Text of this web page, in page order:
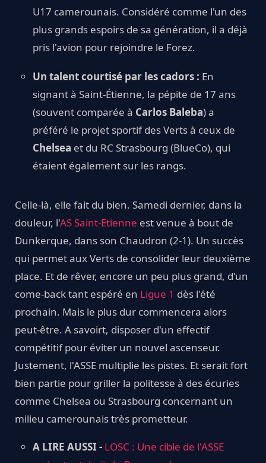
U17 camerounais. Considéré comme l'un des
plus grands espoirs de sa génération, il a déjà
pris l'avion pour rejoindre le Forez.
Un talent courtisé par les cadors : En
signant à Saint-Étienne, la pépite de 17 ans
(souvent comparée à Carlos Baleba) a
préféré le projet sportif des Verts à ceux de
Chelsea et du RC Strasbourg (BlueCo), qui
étaient également sur les rangs.
Celle-là, elle fait du bien. Samedi dernier, dans la
douleur, l'AS Saint-Etienne est venue à bout de
Dunkerque, dans son Chaudron (2-1). Un succès
qui permet aux Verts de consolider leur deuxième
place. Et de rêver, encore un peu plus grand, d'un
come-back tant espéré en Ligue 1 dès l'été
prochain. Mais le plus dur commencera alors
peut-être. A savoirt, disposer d'un effectif
compétitif pour éviter un nouvel ascenseur.
Justement, l'ASSE multiplie les pistes. Et serait fort
bien partie pour griller la politesse à des écuries
comme Chelsea ou Strasbourg concernant un
milieu camerounais très prometteur.
A LIRE AUSSI - LOSC : Une cible de l'ASSE